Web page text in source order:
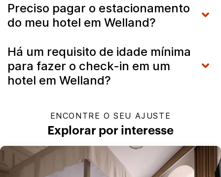
Preciso pagar o estacionamento
do meu hotel em Welland?
Há um requisito de idade mínima
para fazer o check-in em um
hotel em Welland?
ENCONTRE O SEU AJUSTE
Explorar por interesse